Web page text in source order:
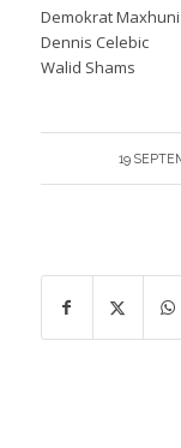
Demokrat Maxhuni
Dennis Celebic
Walid Shams
19